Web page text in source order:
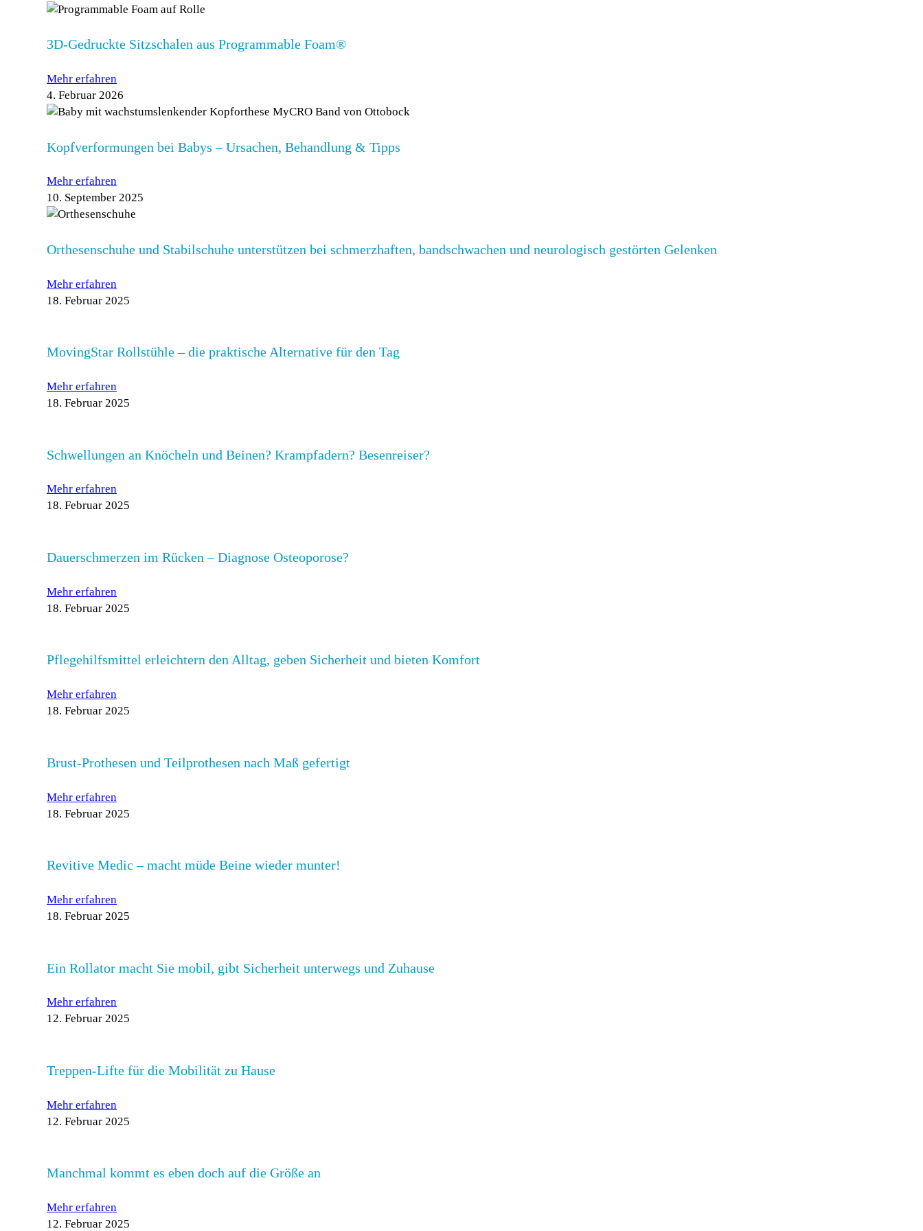
3D-Gedruckte Sitzschalen aus Programmable Foam®
Mehr erfahren
4. Februar 2026
Kopfverformungen bei Babys – Ursachen, Behandlung & Tipps
Mehr erfahren
10. September 2025
Orthesenschuhe und Stabilschuhe unterstützen bei schmerzhaften, bandschwachen und neurologisch gestörten Gelenken
Mehr erfahren
18. Februar 2025
MovingStar Rollstühle – die praktische Alternative für den Tag
Mehr erfahren
18. Februar 2025
Schwellungen an Knöcheln und Beinen? Krampfadern? Besenreiser?
Mehr erfahren
18. Februar 2025
Dauerschmerzen im Rücken – Diagnose Osteoporose?
Mehr erfahren
18. Februar 2025
Pflegehilfsmittel erleichtern den Alltag, geben Sicherheit und bieten Komfort
Mehr erfahren
18. Februar 2025
Brust-Prothesen und Teilprothesen nach Maß gefertigt
Mehr erfahren
18. Februar 2025
Revitive Medic – macht müde Beine wieder munter!
Mehr erfahren
18. Februar 2025
Ein Rollator macht Sie mobil, gibt Sicherheit unterwegs und Zuhause
Mehr erfahren
12. Februar 2025
Treppen-Lifte für die Mobilität zu Hause
Mehr erfahren
12. Februar 2025
Manchmal kommt es eben doch auf die Größe an
Mehr erfahren
12. Februar 2025